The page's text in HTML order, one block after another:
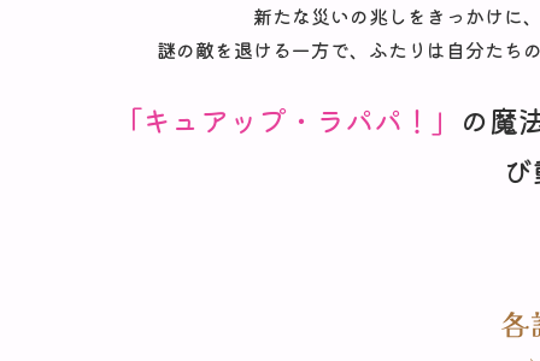
新たな災いの兆しをきっかけに
謎の敵を退ける一方で、ふたりは自分た
「キュアップ・ラパパ！」 の魔